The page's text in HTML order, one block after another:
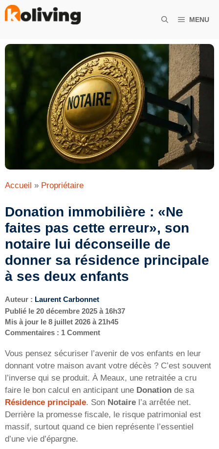
Aller
MENU
Accueil » Propriétaire
Donation immobilière : «Ne
faites pas cette erreur», son
notaire lui déconseille de
donner sa résidence principale
à ses deux enfants
Auteur : Laurent Carbonnet
Publié le 20 décembre 2025 à 16h37
Mis à jour le 8 juillet 2026 à 21h45
Commentaires : 1 Comment
Vous pensez sécuriser l’avenir de vos enfants en leur
donnant votre maison avant votre décès ? C’est souvent
l’inverse qui se produit. À Meaux, une retraitée a cru
faire le bon calcul en anticipant une Donation de sa
Résidence principale. Son Notaire l’a arrêtée net.
Derrière la promesse fiscale, le risque patrimonial est
massif, surtout quand ce bien représente l’essentiel
d’une vie d’épargne.